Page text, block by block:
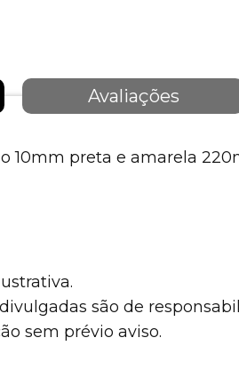
Avaliações
10mm preta e amarela
são de
sem prévio aviso.